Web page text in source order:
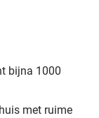
bijna 1000
met ruime